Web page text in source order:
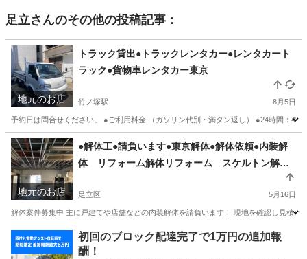
足立さんのその他の投稿記事：
地元のお店
トラック貸出●トラックレンタカー●レンタカート
ラック●貨物車レンタカー東京
竹ノ塚駅 8月5日
予約日は問合せください。 ●ご利用料金 （ガソリン代別・満タン返し） ●24時間：
東京 足立区 竹ノ塚駅 その他 レンタカー
地元のお店
●解体工●請負います●東京解体●解体依頼●内装解
体 リフォーム解体リフォーム スケルトン解
足立区 5月16日
解体案件募集中 主に戸建てや店舗などの内装解体を請負います！ 現地を確認し見積
その他 案件
初回のブロック配達完了で1万円の追加報
酬！